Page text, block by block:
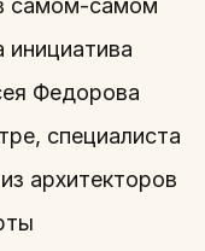
самом-самом
инициатива
Федорова
специалиста
архитекторов